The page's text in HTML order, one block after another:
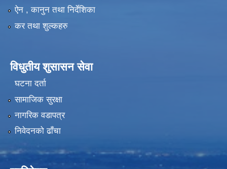
ऐन , कानुन तथा निर्देशिका
कर तथा शुल्कहरु
विधुतीय शुसासन सेवा
घटना दर्ता
सामाजिक सुरक्षा
नागरिक वडापत्र
निवेदनको ढाँचा